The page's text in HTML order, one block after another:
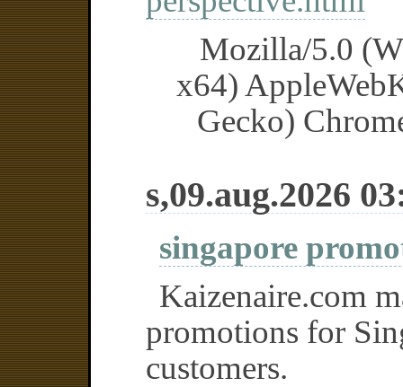
Mozilla/5.0
x64)
Gecko)
s,09.aug.2026
singapore
Kaizenaire.com
promotions for
customers.